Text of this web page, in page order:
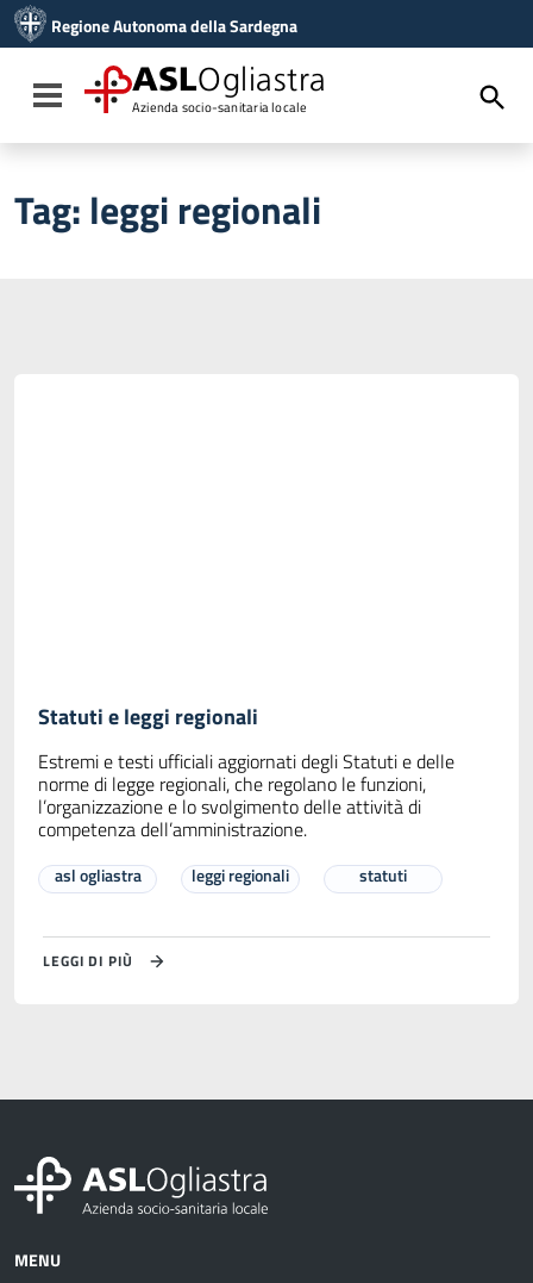
Vai al menu di navigazione
Vai al footer
Regione Autonoma della Sardegna
Toggle navigation
ASLOgliastra
Azienda socio-sanitaria locale
Tag: leggi regionali
Statuti e leggi regionali
Estremi e testi ufficiali aggiornati degli Statuti e delle
norme di legge regionali, che regolano le funzioni,
l’organizzazione e lo svolgimento delle attività di
competenza dell’amministrazione.
asl ogliastra leggi regionali statuti
LEGGI DI PIÙ
MENU